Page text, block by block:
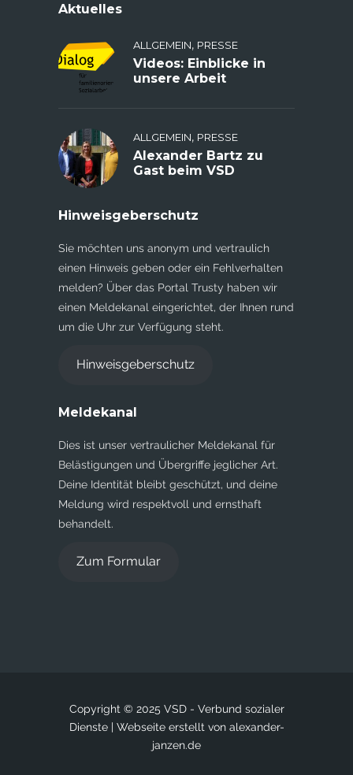
Aktuelles
ALLGEMEIN, PRESSE
Videos: Einblicke in
unsere Arbeit
ALLGEMEIN, PRESSE
Alexander Bartz zu
Gast beim VSD
Hinweisgeberschutz
Sie möchten uns anonym und vertraulich
einen Hinweis geben oder ein Fehlverhalten
melden? Über das Portal Trusty haben wir
einen Meldekanal eingerichtet, der Ihnen rund
um die Uhr zur Verfügung steht.
Hinweisgeberschutz
Meldekanal
Dies ist unser vertraulicher Meldekanal für
Belästigungen und Übergriffe jeglicher Art.
Deine Identität bleibt geschützt, und deine
Meldung wird respektvoll und ernsthaft
behandelt.
Zum Formular
Copyright © 2025 VSD - Verbund sozialer
Dienste | Webseite erstellt von alexander-
janzen.de